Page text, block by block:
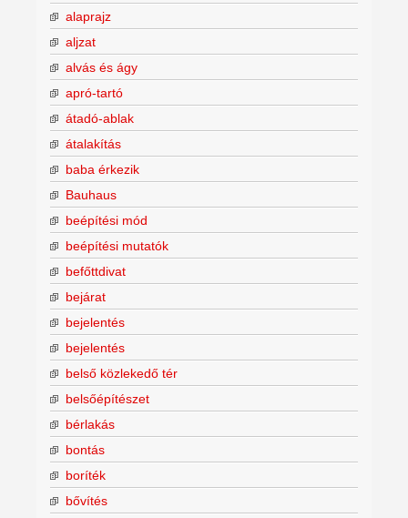
alaprajz
aljzat
alvás és ágy
apró-tartó
átadó-ablak
átalakítás
baba érkezik
Bauhaus
beépítési mód
beépítési mutatók
befőttdivat
bejárat
bejelentés
bejelentés
belső közlekedő tér
belsőépítészet
bérlakás
bontás
boríték
bővítés